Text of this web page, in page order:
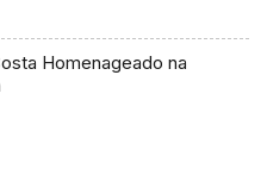
Homenageado na